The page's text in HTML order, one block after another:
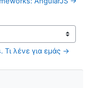
λένε για εμάς →